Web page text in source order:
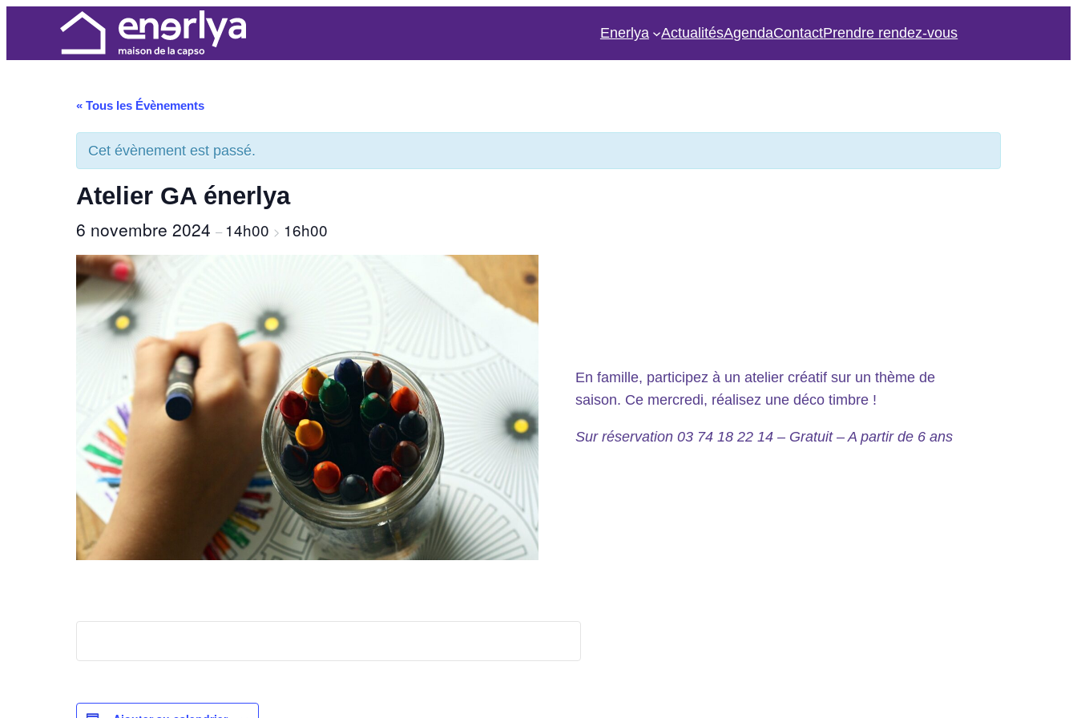
Enerlya ActualitésAgendaContactPrendre rendez-vous
« Tous les Évènements
Cet évènement est passé.
Atelier GA énerlya
6 novembre 2024– 14h00 > 16h00
En famille, participez à un atelier créatif sur un thème de
saison. Ce mercredi, réalisez une déco timbre !
Sur réservation 03 74 18 22 14 – Gratuit – A partir de 6 ans